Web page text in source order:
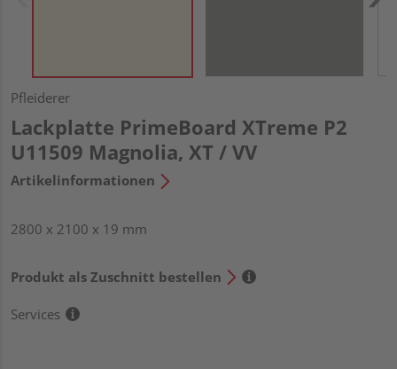
Pfleiderer
Lackplatte PrimeBoard XTreme P2
U11509 Magnolia, XT / VV
Artikelinformationen
2800 x 2100 x 19 mm
Produkt als Zuschnitt bestellen
Services